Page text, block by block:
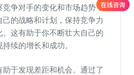
竞争对手的变化和市场趋势，
的战略和计划，保持竞争力
。这有助于你不断壮大自己的
续的增长和成功。
于发现差距和机会。通过了